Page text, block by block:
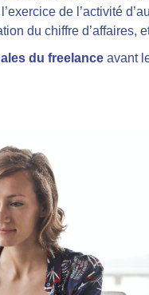
de l’activité
du chiffre d’affaires,
du freelance avant